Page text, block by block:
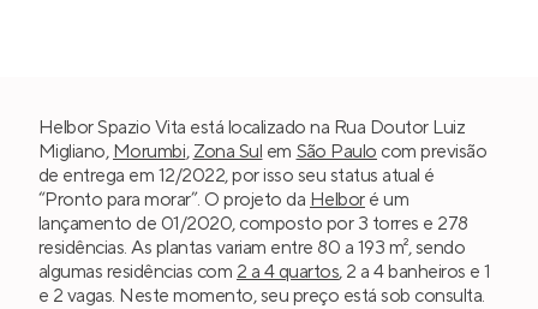
Helbor Spazio Vita está localizado na Rua Doutor Luiz
Migliano, Morumbi, Zona Sul em São Paulo com previsão
de entrega em 12/2022, por isso seu status atual é
“Pronto para morar”. O projeto da Helboré um
lançamento de 01/2020, composto por 3 torres e 278
residências. As plantas variam entre 80 a 193 m², sendo
algumas residências com 2 a 4 quartos, 2 a 4 banheiros e 1
e 2 vagas. Neste momento, seu preço está sob consulta.